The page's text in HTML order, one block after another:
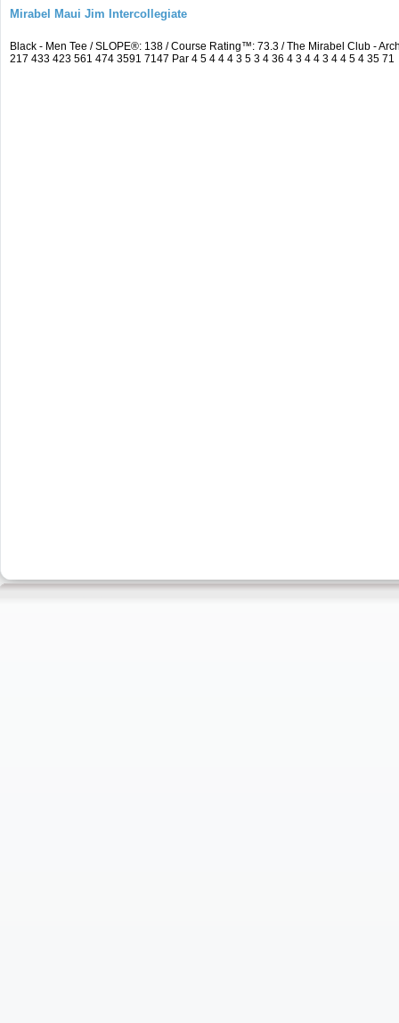
Mirabel Maui Jim Intercollegiate
Black - Men Tee / SLOPE®: 138 / Course Rating™: 73.3 / The Mirabel Club -
217 433 423 561 474 3591 7147 Par 4 5 4 4 4 3 5 3 4 36 4 3 4 4 3 4 4 5 4 35 71